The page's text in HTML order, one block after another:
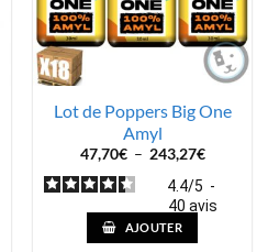
Lot de Poppers Big One
Amyl
47,70€ – 243,27€Plage
47,70€
à
4.4/5 -
40 avis
AJOUTER